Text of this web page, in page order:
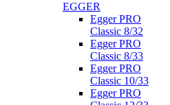
EGGER
Egger PRO
Classic 8/32
Egger PRO
Classic 8/33
Egger PRO
Classic 10/33
Egger PRO